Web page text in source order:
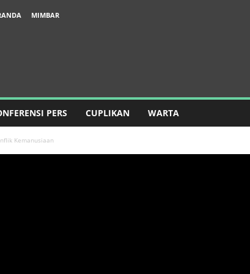
MIMBAR
PERS CUPLIKAN WARTA
Kemanusiaan